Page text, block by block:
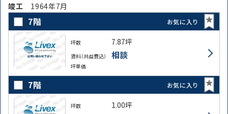
竣⼯ 1964年7月
7階 お気に入り
坪数 7.87坪
賃料（共益費込） 相談
坪単価
7階 お気に入り
坪数 1.00坪